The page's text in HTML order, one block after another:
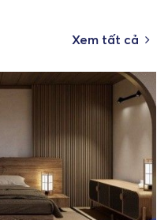
Xem tất cả